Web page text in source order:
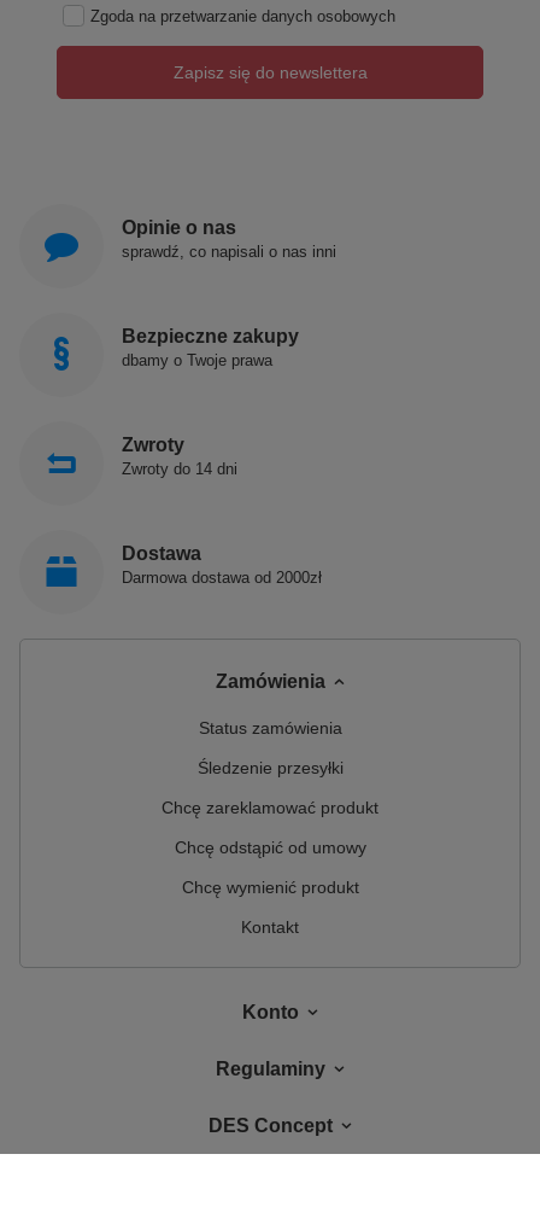
Zgoda na przetwarzanie danych osobowych
Zapisz się do newslettera
Opinie o nas
sprawdź, co napisali o nas inni
Bezpieczne zakupy
dbamy o Twoje prawa
Zwroty
Zwroty do 14 dni
Dostawa
Darmowa dostawa od 2000zł
Zamówienia
Status zamówienia
Śledzenie przesyłki
Chcę zareklamować produkt
Chcę odstąpić od umowy
Chcę wymienić produkt
Kontakt
Konto
Regulaminy
DES Concept